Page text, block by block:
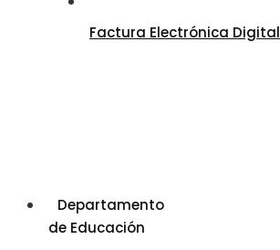
Factura Electrónica Digital
Departamento
de Educación